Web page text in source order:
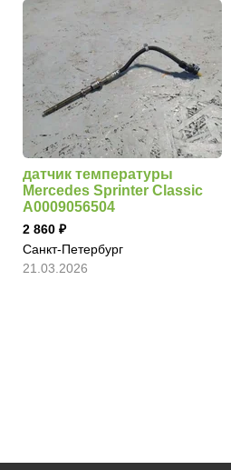
датчик температуры
Mercedes Sprinter Classic
A0009056504
2 860
Санкт-Петербург
21.03.2026